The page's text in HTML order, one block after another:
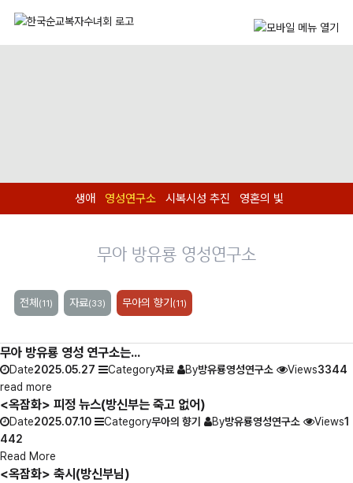
생애 영성연구소 시복시성 추진 영혼의 빛
무아 방유룡 영성연구소
전체 (11) 자료(33) 무아의 향기 (11)
무아 방유룡 영성 연구소는...
Date2025.05.27 Category자료 By방유룡영성연구소 Views3344
read more
<옥잠화> 피정 뉴스(방신부는 죽고 없어)
Date2025.07.10 Category무아의 향기 By방유룡영성연구소 Views1
442
Read More
<옥잠화> 축시(방신부님)